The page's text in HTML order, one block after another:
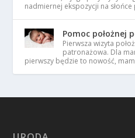
nadmiernej ekspozycji na
Pomoc położnej
Pierwsza wizyta
patronażowa. Dla
pierwszy będzie to nowość,